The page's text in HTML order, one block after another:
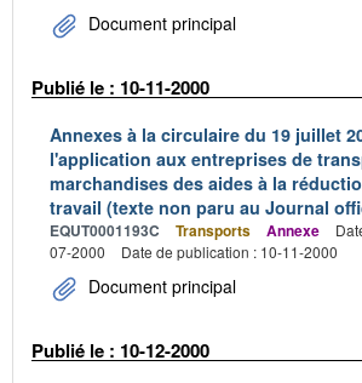
Document principal
Publié le : 10-11-2000
Annexes à la circulaire du 19 juillet
l'application aux entreprises de
marchandises des aides à la
travail (texte non paru au Journal
EQUT0001193C Transports Annexe
07-2000
Date de publication : 10-11-2000
Document principal
Publié le : 10-12-2000